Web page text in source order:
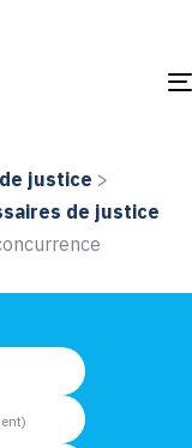
justice >
de justice